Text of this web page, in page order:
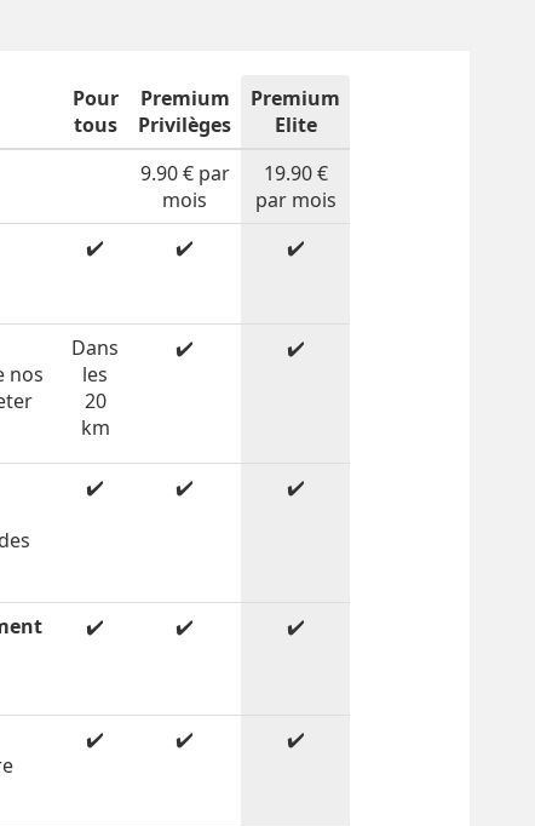
Pour
tous
Premium
Privilèges
Premium
Elite
9.90 € par
mois
19.90 €
par mois
✔️ ✔️ ✔️
nos
Dans
les
20
km
✔️ ✔️
✔️ ✔️ ✔️
✔️ ✔️ ✔️
✔️ ✔️ ✔️